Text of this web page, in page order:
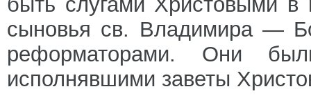
сыновья св. Владимира —
реформаторами. Они
исполнявшими заветы